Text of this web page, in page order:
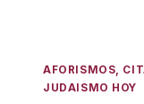
AFORISMOS,
JUDAISMO HOY